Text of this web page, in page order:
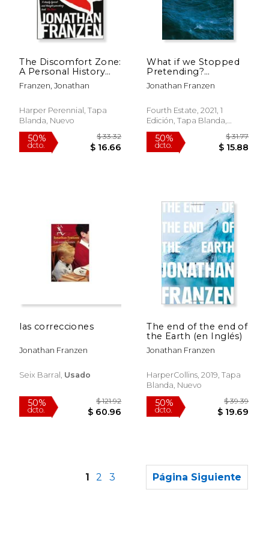
dcto. $ 19.96 dcto.
dcto. dcto.
The Discomfort Zone:
A Personal History
(en Inglés)
Franzen, Jonathan
Harper Perennial, Tapa
Blanda, Nuevo
What if we Stopped
Pretending?
Jonathan Franzen (en
Inglés)
Jonathan Franzen
Fourth Estate, 2021, 1
Edición, Tapa Blanda,
Nuevo
las correcciones
Jonathan Franzen
Seix Barral, Usado
The end of the end of
the Earth (en Inglés)
Jonathan Franzen
HarperCollins, 2019, Tapa
Blanda, Nuevo
1 2 3 Página Siguiente